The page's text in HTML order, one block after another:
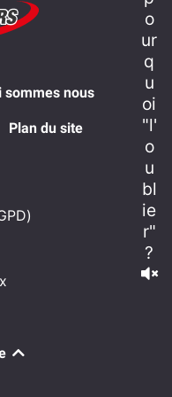
o
ur
q
u
oi
"l'
o
u
bl
ie
r"
?
sommes nous
Plan du site